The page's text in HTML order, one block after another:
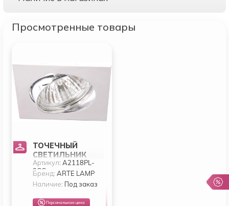
Просмотренные товары
ТОЧЕЧНЫЙ
СВЕТИЛЬНИК
ARTE
QUADRATISCH
A2118PL-3CC
Артикул:A2118PL-
3CC
Бренд:ARTE LAMP
Наличие: Под заказ
Персональная цена